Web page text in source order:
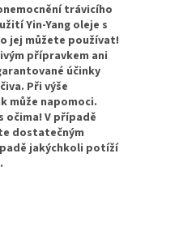
trávicího
Yin-Yang oleje s
jej můžete používat!
přípravkem ani
účinky
Při výše
může napomoci.
očima! V případě
dostatečným
jakýchkoli potíží